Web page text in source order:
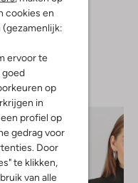
cookies en
ervoor te
goed
op
in
profiel op
gedrag voor
Door
te klikken,
van alle
Jack
€ 99,99